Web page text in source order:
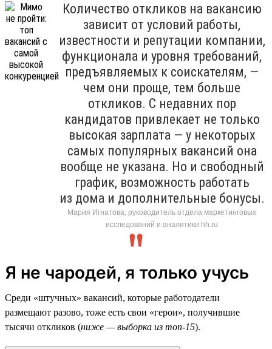
Количество откликов на вакансию
зависит от условий работы,
известности и репутации компании,
функционала и уровня требований,
предъявляемых к соискателям, —
чем они проще, тем больше
откликов. С недавних пор
кандидатов привлекает не только
высокая зарплата — у некоторых
самых популярных вакансий она
вообще не указана. Но и свободный
график, возможность работать
из дома и дополнительные бонусы.
Мария Игнатова, руководитель отдела маркетинговых
исследований и аналитики hh.ru
Я не чародей, я только учусь
Среди «штучных» вакансий, которые работодатели
размещают разово, тоже есть свои «герои», получившие
тысячи откликов (ниже — выборка из топ-15).